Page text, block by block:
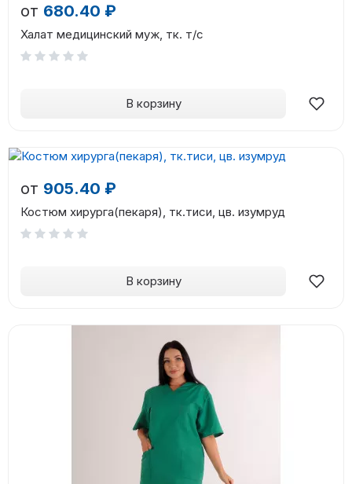
от 680.40 ₽
Халат медицинский муж, тк. т/с
В корзину
от 905.40 ₽
Костюм хирурга(пекаря), тк.тиси, цв. изумруд
В корзину